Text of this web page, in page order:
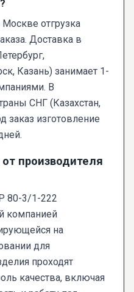
отгрузка
Доставка в
Казань) занимает 1-
В
СНГ (Казахстан,
заказ изготовление
производителя
80-3/1-222
компанией
на
для
проходят
качества, включая